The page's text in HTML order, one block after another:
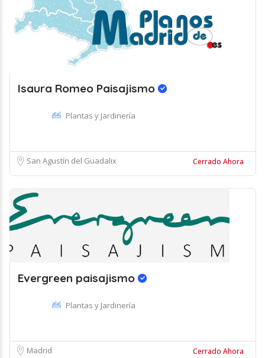
Isaura Romeo Paisajismo
Plantas y Jardinería
San Agustín del Guadalix Cerrado Ahora
Evergreen paisajismo
Plantas y Jardinería
Madrid Cerrado Ahora